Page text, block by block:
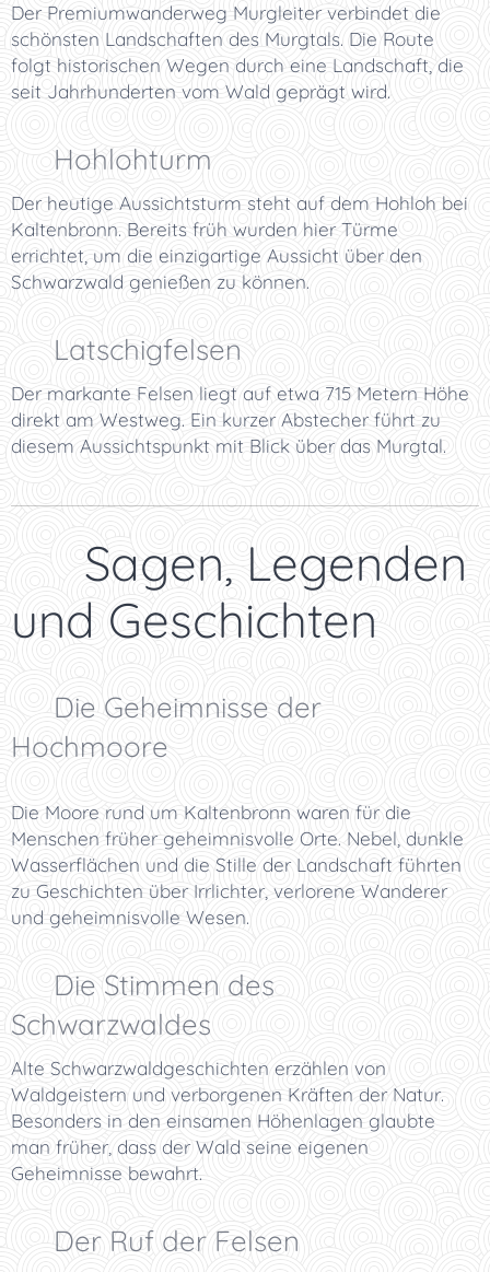
Der Premiumwanderweg Murgleiter verbindet die
schönsten Landschaften des Murgtals. Die Route
folgt historischen Wegen durch eine Landschaft, die
seit Jahrhunderten vom Wald geprägt wird.
🗼 Hohlohturm
Der heutige Aussichtsturm steht auf dem Hohloh bei
Kaltenbronn. Bereits früh wurden hier Türme
errichtet, um die einzigartige Aussicht über den
Schwarzwald genießen zu können.
🪨 Latschigfelsen
Der markante Felsen liegt auf etwa 715 Metern Höhe
direkt am Westweg. Ein kurzer Abstecher führt zu
diesem Aussichtspunkt mit Blick über das Murgtal.
📜 Sagen, Legenden
und Geschichten
🌫️ Die Geheimnisse der
Hochmoore
Die Moore rund um Kaltenbronn waren für die
Menschen früher geheimnisvolle Orte. Nebel, dunkle
Wasserflächen und die Stille der Landschaft führten
zu Geschichten über Irrlichter, verlorene Wanderer
und geheimnisvolle Wesen.
🌲 Die Stimmen des
Schwarzwaldes
Alte Schwarzwaldgeschichten erzählen von
Waldgeistern und verborgenen Kräften der Natur.
Besonders in den einsamen Höhenlagen glaubte
man früher, dass der Wald seine eigenen
Geheimnisse bewahrt.
🪨 Der Ruf der Felsen